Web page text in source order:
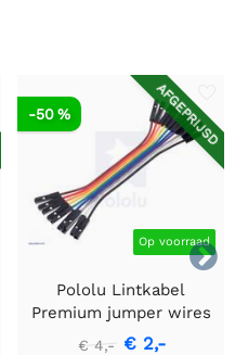

AFGEPRIJSD
Op voorraad
-50 %
Pololu Lintkabel
Premium jumper wires
10-kleuren FF 6" (15 cm)
€ 4,- € 2,-